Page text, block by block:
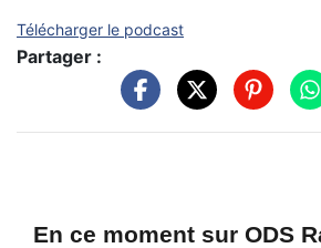
Télécharger le podcast
Partager :
En ce moment sur ODS